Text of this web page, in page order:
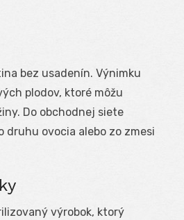
bez usadenín. Výnimku
plodov, ktoré môžu
Do obchodnej siete
druhu ovocia alebo zo zmesi
výrobok, ktorý